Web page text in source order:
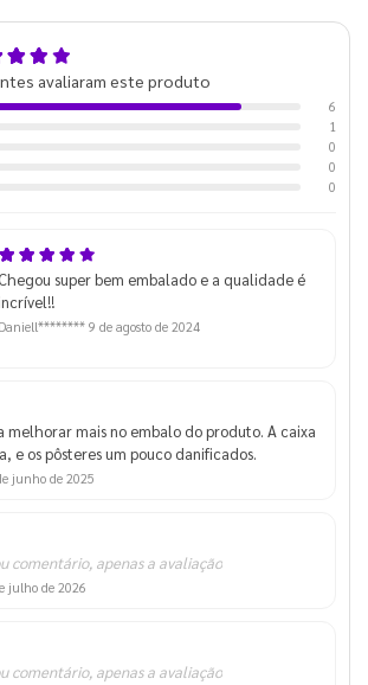
avaliaram este produto
6
1
0
0
0
Chegou super bem embalado e a qualidade é
Daniell******** 9 de agosto de 2024
melhorar mais no embalo do produto. A caixa
e os pôsteres um pouco danificados.
junho de 2025
comentário, apenas a avaliação
julho de 2026
comentário, apenas a avaliação